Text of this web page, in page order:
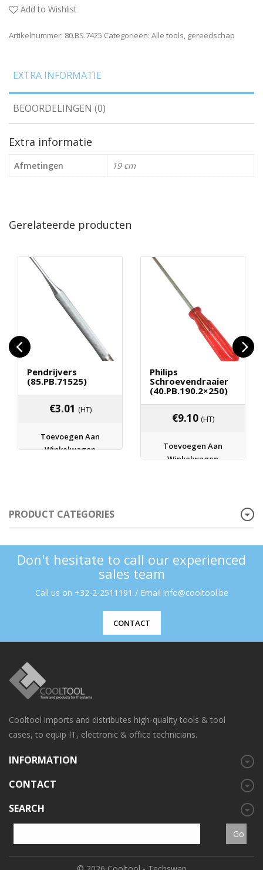
Add to Wishlist
Artikelnummer: 80.BS.7425 Categorieën: Alle tools, gereedschap
EXTRA INFORMATIE
BEOORDELINGEN (0)
Extra informatie
Afmetingen 19 cm
Gerelateerde producten
Pendrijvers
(85.PB.71525)
€3.01 (HT)
Toevoegen Aan
Winkelwagen
Philips
Schroevendraaier
(40.PB.190.2×250)
€9.10 (HT)
Toevoegen Aan
Winkelwagen
PRODUCT CATEGORIES
Don't hesitate to call our experienced
sales team
Call us on +32-2-2511191 / Email info@cooltool.be
CONTACT
Cooltool imports and distributes high-quality tools & tool
cases, to equip IT, electronic & office technicians.
INFORMATION
CONTACT
SEARCH